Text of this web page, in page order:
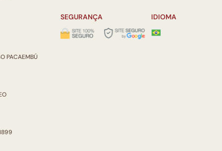
PACAEMBÚ
SEGURANÇA IDIOMA